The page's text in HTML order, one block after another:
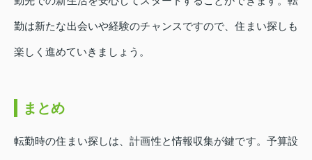
勤は新たな出会いや経験のチャンスですので、住まい探しも
楽しく進めていきましょう。
まとめ
転勤時の住まい探しは、計画性と情報収集が鍵です。予算設